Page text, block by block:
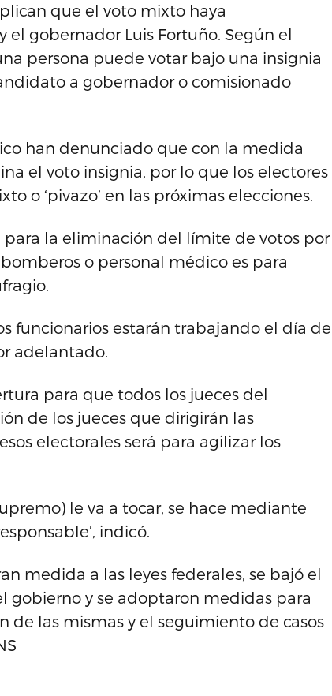
que el voto mixto haya
el gobernador Luis Fortuño. Según el
persona puede votar bajo una insignia
a gobernador o comisionado
han denunciado que con la medida
el voto insignia, por lo que los electores
o ‘pivazo’ en las próximas elecciones.
la eliminación del límite de votos por
o personal médico es para
funcionarios estarán trabajando el día de
adelantado.
para que todos los jueces del
de los jueces que dirigirán las
electorales será para agilizar los
le va a tocar, se hace mediante
indicó.
medida a las leyes federales, se bajó el
gobierno y se adoptaron medidas para
de las mismas y el seguimiento de casos